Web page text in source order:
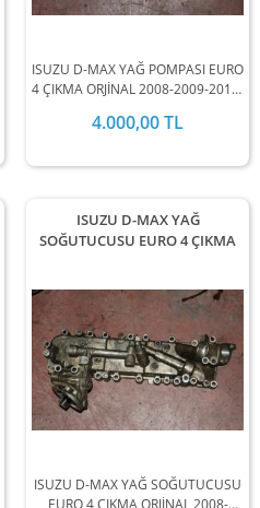
ISUZU D-MAX YAĞ POMPASI EURO
4 ÇIKMA ORJİNAL 2008-2009-2010-
STOKLARIMIZDA MEVCUTTUR.
4.000,00 TL
ISUZU D-MAX YAĞ
SOĞUTUCUSU EURO 4 ÇIKMA
ISUZU D-MAX YAĞ SOĞUTUCUSU
EURO 4 ÇIKMA ORJİNAL 2008-